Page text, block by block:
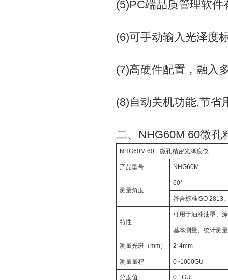
(5)PC端品质管理软
(6)可手动输入光泽度
(7)高硬件配置，融入
(8)自动关机功能,节省
二、NHG60M 60微孔
NHG60M 60° 微孔精密光泽度仪
产品型号 NHG60M
测量角度
60°
符合标准ISO 2813
特性
可用于油漆油墨、
基本测量、统计测
测量光斑（mm） 2*4mm
测量量程 0~1000GU
分度值 0.1GU